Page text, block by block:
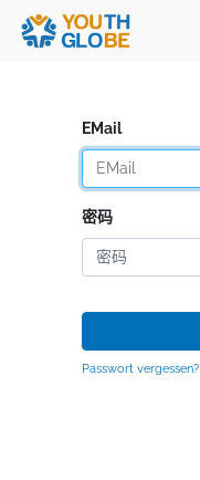
EMail
密码
Passwort vergessen?